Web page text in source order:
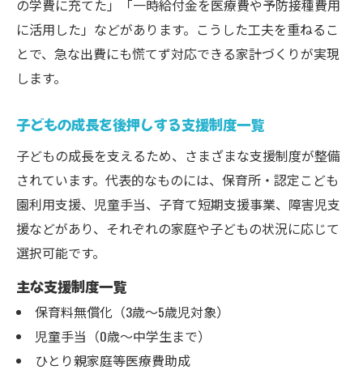
の学費に充てた」「一時給付金を医療費や予防接種費用
に活用した」などがあります。こうした工夫を重ねるこ
とで、急な出費にも慌てず対応できる家計づくりが実現
します。
子どもの成長を後押しする支援制度一覧
子どもの成長を支えるため、さまざまな支援制度が整備
されています。代表的なものには、保育所・認定こども
園利用支援、児童手当、子育て短期支援事業、障害児支
援などがあり、それぞれの家庭や子どもの状況に応じて
選択可能です。
主な支援制度一覧
保育料無償化（3歳～5歳児対象）
児童手当（0歳～中学生まで）
ひとり親家庭等医療費助成